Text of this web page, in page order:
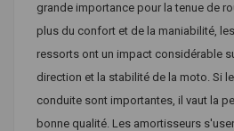
grande importance pour la tenue de
plus du confort et de la maniabilité,
ressorts ont un impact considérable
direction et la stabilité de la moto. Si
conduite sont importantes, il vaut la
bonne qualité. Les amortisseurs